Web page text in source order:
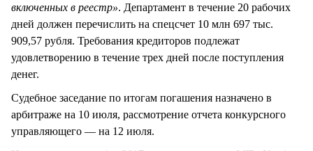
включенных в реестр». Департамент в течение 20 рабочих
дней должен перечислить на спецсчет 10 млн 697 тыс.
909,57 рубля. Требования кредиторов подлежат
удовлетворению в течение трех дней после поступления
денег.
Судебное заседание по итогам погашения назначено в
арбитраже на 10 июля, рассмотрение отчета конкурсного
управляющего — на 12 июля.